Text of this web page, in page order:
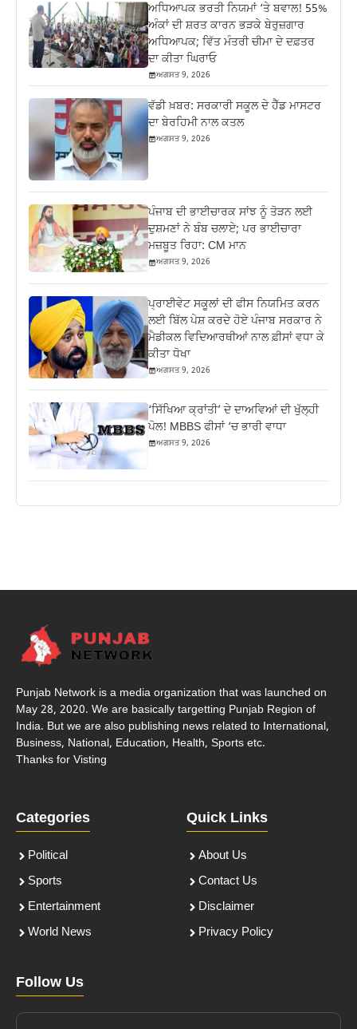
ਅਧਿਆਪਕ ਭਰਤੀ ਨਿਯਮਾਂ ‘ਤੇ ਬਵਾਲ! 55%
ਅੰਕਾਂ ਦੀ ਸ਼ਰਤ ਕਾਰਨ ਭੜਕੇ ਬੇਰੁਜ਼ਗਾਰ
ਅਧਿਆਪਕ; ਵਿੱਤ ਮੰਤਰੀ ਚੀਮਾ ਦੇ ਦਫ਼ਤਰ
ਦਾ ਕੀਤਾ ਘਿਰਾਓ
ਅਗਸਤ 9, 2026
ਵੱਡੀ ਖ਼ਬਰ: ਸਰਕਾਰੀ ਸਕੂਲ ਦੇ ਹੈੱਡ ਮਾਸਟਰ
ਦਾ ਬੇਰਹਿਮੀ ਨਾਲ ਕਤਲ
ਅਗਸਤ 9, 2026
ਪੰਜਾਬ ਦੀ ਭਾਈਚਾਰਕ ਸਾਂਝ ਨੂੰ ਤੋੜਨ ਲਈ
ਦੁਸ਼ਮਣਾਂ ਨੇ ਬੰਬ ਚਲਾਏ; ਪਰ ਭਾਈਚਾਰਾ
ਮਜ਼ਬੂਤ ਰਿਹਾ: CM ਮਾਨ
ਅਗਸਤ 9, 2026
ਪ੍ਰਾਈਵੇਟ ਸਕੂਲਾਂ ਦੀ ਫੀਸ ਨਿਯਮਿਤ ਕਰਨ
ਲਈ ਬਿੱਲ ਪੇਸ਼ ਕਰਦੇ ਹੋਏ ਪੰਜਾਬ ਸਰਕਾਰ ਨੇ
ਮੈਡੀਕਲ ਵਿਦਿਆਰਥੀਆਂ ਨਾਲ ਫ਼ੀਸਾਂ ਵਧਾ ਕੇ
ਕੀਤਾ ਧੋਖਾ
ਅਗਸਤ 9, 2026
‘ਸਿੱਖਿਆ ਕ੍ਰਾਂਤੀ’ ਦੇ ਦਾਅਵਿਆਂ ਦੀ ਖੁੱਲ੍ਹੀ
ਪੋਲ! MBBS ਫੀਸਾਂ ‘ਚ ਭਾਰੀ ਵਾਧਾ
ਅਗਸਤ 9, 2026
Punjab Network is a media organization that was launched on
May 28, 2020. We are basically targetting Punjab Region of
India. But we are also publishing news related to International,
Business, National, Education, Health, Sports etc.
Thanks for Visting
Categories
Political
Sports
Entertainment
World News
Quick Links
About Us
Contact Us
Disclaimer
Privacy Policy
Follow Us